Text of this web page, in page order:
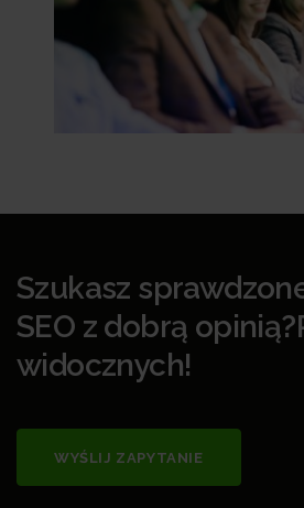
Szukasz
SEO z dobrą
widocznych!
WYŚLIJ ZAPYTANIE